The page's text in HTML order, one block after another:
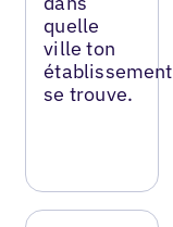
quelle
ville ton
établissement
se trouve.